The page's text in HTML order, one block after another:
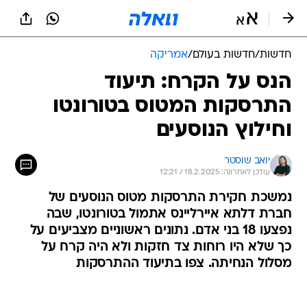
חדשות/חדשות בעולם/אמריקה
הנס על הקרח: תיעוד
התרסקות המטוס בטורונטו
וחילוץ הנוסעים
יואב שוסטר
עודכן לאחרונה: 18.2.2025 / 12:21
נמשכת חקירת התרסקות מטוס הנוסעים של
חברת דלתא איירליינס אתמול בטורונטו, שבה
נפצעו 18 בני אדם. נתונים ראשוניים מצביעים על
כך שלא היו רוחות צד חזקות ולא היה קרח על
מסלול הנחיתה. צפו בתיעוד ההתרסקות